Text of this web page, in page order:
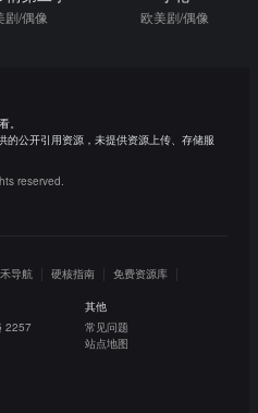
剧/偶像 欧美剧/偶像
。
公开引用资源，未提供资源上传、存储服
reserved.
导航 硬核指南
免费资源库
2257
其他
常见问题
站点地图